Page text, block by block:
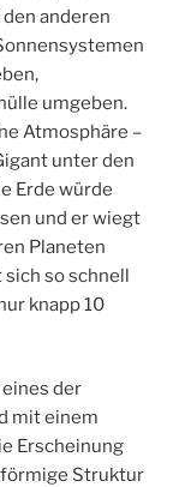
anderen
umgeben.
Atmosphäre –
unter den
Erde würde
und er wiegt
Planeten
so schnell
knapp 10
der
mit einem
Erscheinung
Struktur